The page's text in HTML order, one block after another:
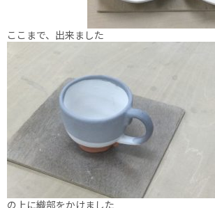
ここまで、出来ました
の上に織部をかけました